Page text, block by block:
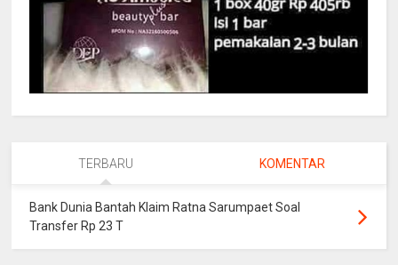
TERBARU KOMENTAR
Bank Dunia Bantah Klaim Ratna Sarumpaet Soal
Transfer Rp 23 T